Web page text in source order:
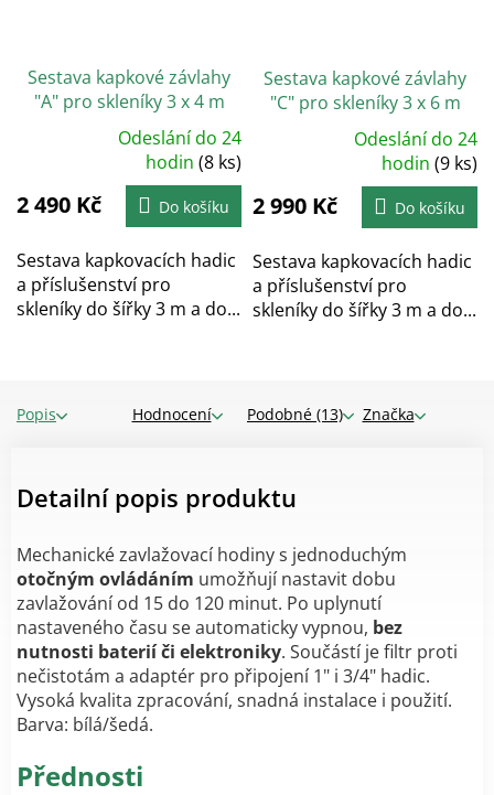
Sestava kapkové závlahy
"A" pro skleníky 3 x 4 m
5,0
z
Odeslání do 24
hodin(8 ks)
2 490 Kč Do košíku
Sestava kapkovacích hadic
a příslušenství pro
skleníky do šířky 3 m a do...
Sestava kapkové závlahy
"C" pro skleníky 3 x 6 m
5,0
z
Odeslání do 24
hodin(9 ks)
2 990 Kč Do košíku
Sestava kapkovacích hadic
a příslušenství pro
skleníky do šířky 3 m a do...
Popis Podobné (13)
Hodnocení Značka
Detailní popis produktu
Mechanické zavlažovací hodiny s jednoduchým
otočným ovládáním umožňují nastavit dobu
zavlažování od 15 do 120 minut. Po uplynutí
nastaveného času se automaticky vypnou, bez
nutnosti baterií či elektroniky. Součástí je filtr proti
nečistotám a adaptér pro připojení 1" i 3/4" hadic.
Vysoká kvalita zpracování, snadná instalace i použití.
Barva: bílá/šedá.
Přednosti